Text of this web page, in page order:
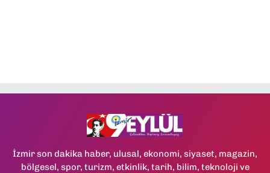
İzmir son dakika haber, ulusal, ekonomi, siyaset, magazin,
bölgesel, spor, turizm, etkinlik, tarih, bilim, teknoloji ve